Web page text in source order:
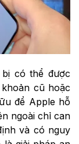
có thể được
cũ hoặc
để Apple hỗ
ngoài chỉ can
và có nguy